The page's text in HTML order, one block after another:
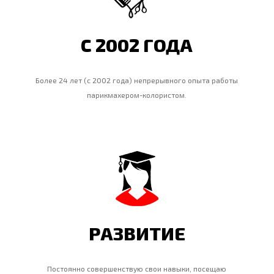
C 2002 ГОДА
Более 24 лет (с 2002 года) непрерывного опыта работы
парикмахером-колористом.
РАЗВИТИЕ
Постоянно совершенствую свои навыки, посещаю